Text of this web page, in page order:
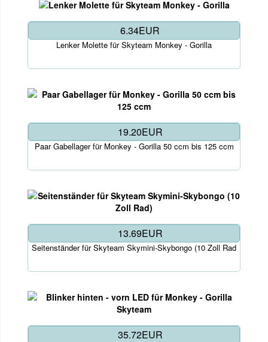
6.34EUR
Lenker Molette für Skyteam Monkey - Gorilla
19.20EUR
Paar Gabellager für Monkey - Gorilla 50 ccm bis 125 ccm
13.69EUR
Seitenständer für Skyteam Skymini-Skybongo (10 Zoll Rad
35.72EUR